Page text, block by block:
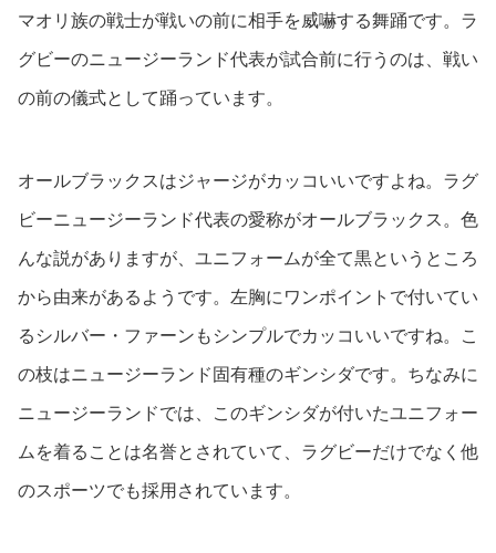
マオリ族の戦士が戦いの前に相手を威嚇する舞踊です。ラ
グビーのニュージーランド代表が試合前に行うのは、戦い
の前の儀式として踊っています。
オールブラックスはジャージがカッコいいですよね。ラグ
ビーニュージーランド代表の愛称がオールブラックス。色
んな説がありますが、ユニフォームが全て黒というところ
から由来があるようです。左胸にワンポイントで付いてい
るシルバー・ファーンもシンプルでカッコいいですね。こ
の枝はニュージーランド固有種のギンシダです。ちなみに
ニュージーランドでは、このギンシダが付いたユニフォー
ムを着ることは名誉とされていて、ラグビーだけでなく他
のスポーツでも採用されています。